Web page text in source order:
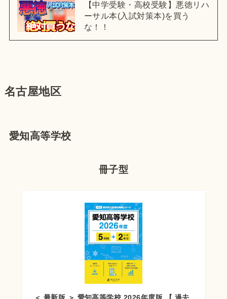
【中学受験・高校受験】悪徳リハ
ーサル本(入試対策本)を買う
な！！
名古屋地区
愛知高等学校
冊子型